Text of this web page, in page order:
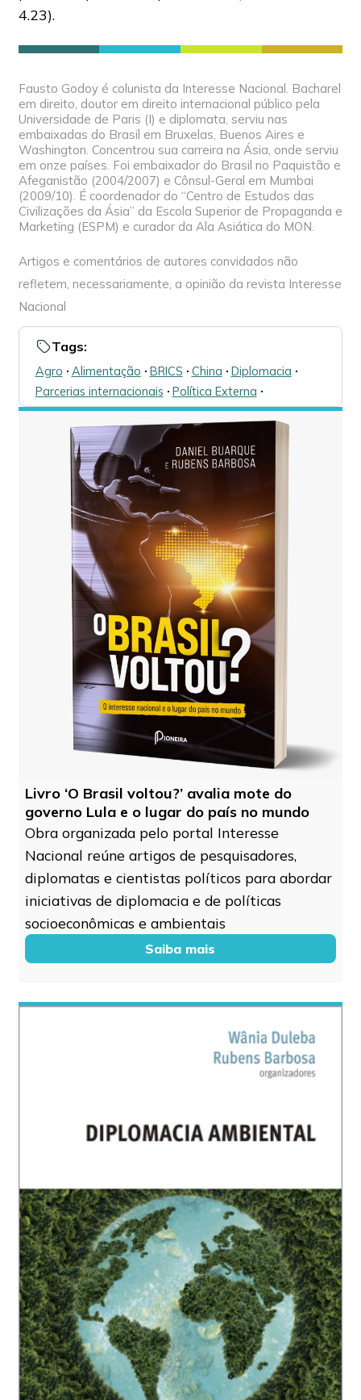
4.23).
Fausto Godoy é colunista da Interesse Nacional. Bacharel
em direito, doutor em direito internacional público pela
Universidade de Paris (I) e diplomata, serviu nas
embaixadas do Brasil em Bruxelas, Buenos Aires e
Washington. Concentrou sua carreira na Ásia, onde serviu
em onze países. Foi embaixador do Brasil no Paquistão e
Afeganistão (2004/2007) e Cônsul-Geral em Mumbai
(2009/10). É coordenador do “Centro de Estudos das
Civilizações da Ásia” da Escola Superior de Propaganda e
Marketing (ESPM) e curador da Ala Asiática do MON.
Artigos e comentários de autores convidados não
refletem, necessariamente, a opinião da revista Interesse
Nacional
Tags:
Agro 🞌 Alimentação 🞌 BRICS 🞌 China 🞌 Diplomacia 🞌
Parcerias internacionais 🞌 Política Externa 🞌
Livro ‘O Brasil voltou?’ avalia mote do
governo Lula e o lugar do país no mundo
Obra organizada pelo portal Interesse
Nacional reúne artigos de pesquisadores,
diplomatas e cientistas políticos para abordar
iniciativas de diplomacia e de políticas
socioeconômicas e ambientais
Saiba mais